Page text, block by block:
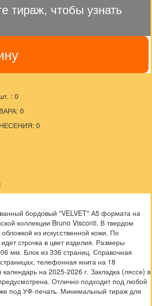
тираж, чтобы узнать
: 0
0
0
бордовый "VELVET" А5 формата на
коллекции Bruno Visconti. В твердом
из искусственной кожи. По
строчка в цвет изделия. Размеры
мм. Блок из 336 страниц. Справочная
телефонная книга на 18
на 2025-2026 г. Закладка (ляссе) в
Отлично подходит под любой
под УФ-печать. Минимальный тираж для